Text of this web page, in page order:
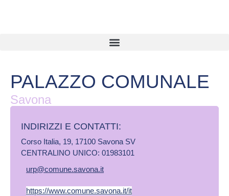
PALAZZO COMUNALE
Savona
INDIRIZZI E CONTATTI:​
Corso Italia, 19, 17100 Savona SV
CENTRALINO UNICO: 01983101
urp@comune.savona.it
https://www.comune.savona.it/it